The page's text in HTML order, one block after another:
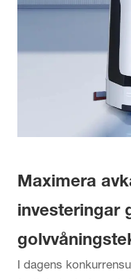
Maximera
investeringar
I dagens